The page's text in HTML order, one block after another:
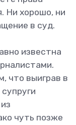
Ни хорошо, ни
в суд.
известна
что выиграв в
чуть позже